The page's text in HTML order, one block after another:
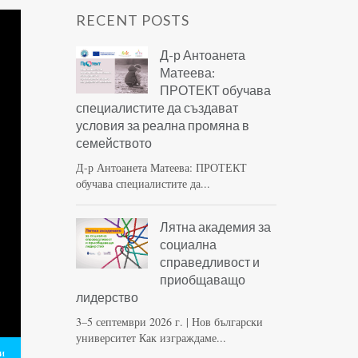
RECENT POSTS
Д-р Антоанета
Матеева:
ПРОТЕКТ обучава
специалистите да създават
условия за реална промяна в
семейството
Д-р Антоанета Матеева: ПРОТЕКТ
обучава специалистите да...
Лятна академия за
социална
справедливост и
приобщаващо
лидерство
3–5 септември 2026 г. | Нов български
университет Как изграждаме...